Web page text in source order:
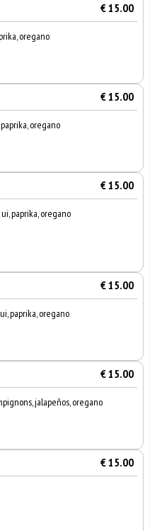
€ 15.00
oregano
€ 15.00
oregano
€ 15.00
paprika, oregano
€ 15.00
paprika, oregano
€ 15.00
jalapeños, oregano
€ 15.00